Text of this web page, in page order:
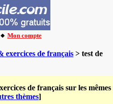
Mon compte
exercices de français > test de
de français sur les mêmes
thèmes]